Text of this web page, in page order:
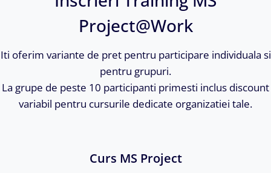
Project@Work
Iti oferim variante de pret pentru participare individuala si
pentru grupuri.
La grupe de peste 10 participanti primesti inclus discount
variabil pentru cursurile dedicate organizatiei tale.
Curs MS Project